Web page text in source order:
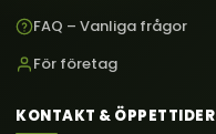
FAQ – Vanliga frågor
För företag
KONTAKT & ÖPPETTIDER